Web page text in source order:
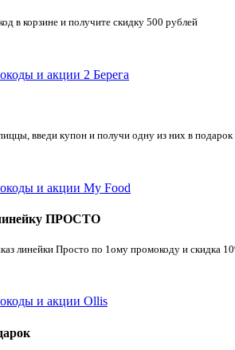
в корзине и получите скидку 500 рублей
введи купон и получи одну из них в подарок
ПРОСТО
линейки Просто по 1ому промокоду и скидка